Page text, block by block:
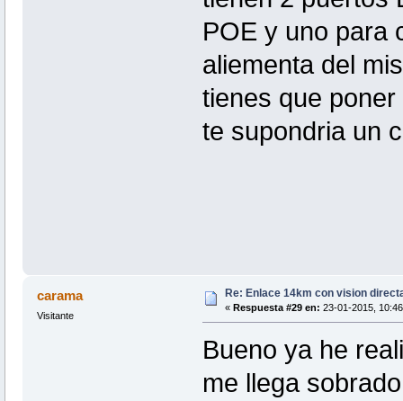
POE y uno para
aliementa del
tienes que
te supondria un
carama
Visitante
Re: Enlace 14km con vision
« Respuesta #29 en: 23-01-2015,
Bueno ya he
me llega